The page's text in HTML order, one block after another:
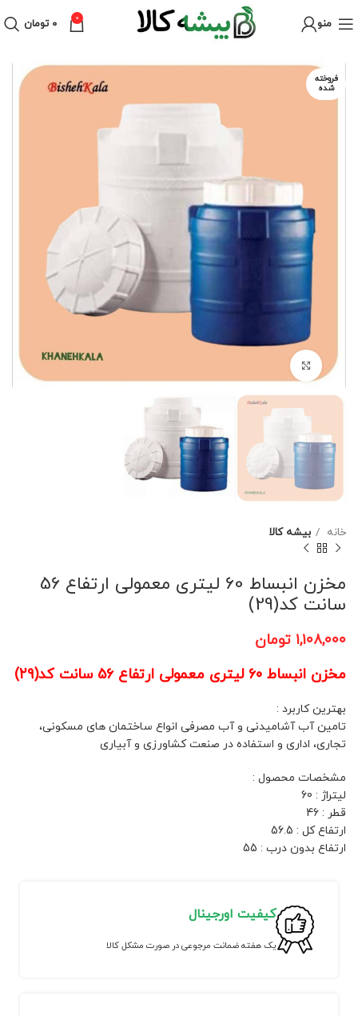
منو 0 ۰ تومان
فروخته
شده
خانه بیشه کالا
مخزن انبساط 60 لیتری معمولی ارتفاع 56
سانت کد(29)
۱,۱۰۸,۰۰۰ تومان
مخزن انبساط 60 لیتری معمولی ارتفاع 56 سانت کد(29)
بهترین کاربرد :
تامین آب آشامیدنی و آب مصرفی انواع ساختمان های مسکونی،
تجاری، اداری و استفاده در صنعت کشاورزی و آبیاری
مشخصات محصول :
لیتراژ : 60
قطر : 46
ارتفاع کل : 56.5
ارتفاع بدون درب : 55
کیفیت اورجینال
یک هفته ضمانت مرجوعی در صورت مشکل کالا